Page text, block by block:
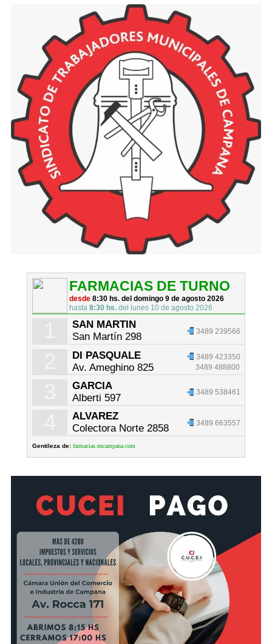
FARMACIAS DE TURNO
desde8:30 hs. del domingo 9 de agosto 2026
hasta8:30 hs. del lunes 10 de agosto 2026
SAN MARTIN
San Martín 298
3489 239566
DI PASQUALE
Av. Ameghino 825
3489 423350
3489 488800
GARCIA
Alberti 597
3489 538461
ALVAREZ
Colectora Norte 2858
3489 663557
Gentileza de: farmacias.encampana.com